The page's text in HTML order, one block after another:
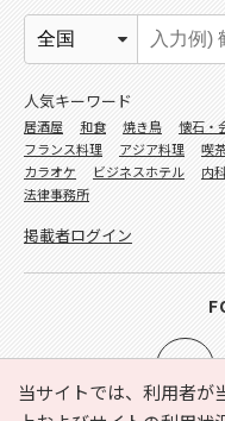
当サイトでは、利用者が
人気キーワード
居酒屋 和食 焼き鳥 懐石・
フランス料理
アジア料理 喫
カラオケ
ビジネスホテル 内
法律事務所
掲載者ログイン